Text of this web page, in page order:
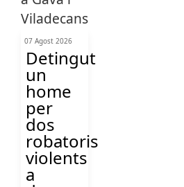
07 Agost 2026
Detingut
un
home
per
dos
robatoris
violents
a